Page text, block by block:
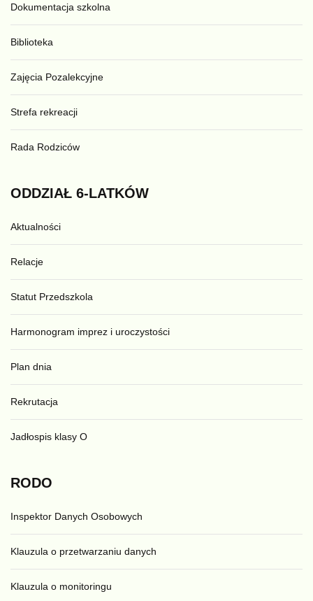
Dokumentacja szkolna
Biblioteka
Zajęcia Pozalekcyjne
Strefa rekreacji
Rada Rodziców
ODDZIAŁ 6-LATKÓW
Aktualności
Relacje
Statut Przedszkola
Harmonogram imprez i uroczystości
Plan dnia
Rekrutacja
Jadłospis klasy O
RODO
Inspektor Danych Osobowych
Klauzula o przetwarzaniu danych
Klauzula o monitoringu